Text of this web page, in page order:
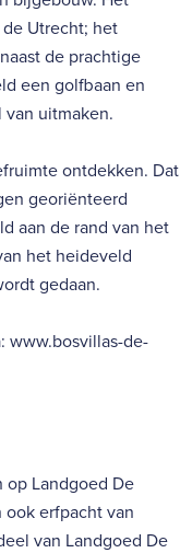
Utrecht; het
de prachtige
een golfbaan en
van uitmaken.
ontdekken. Dat
georiënteerd
aan de rand van het
het heideveld
gedaan.
www.bosvillas-de-
op Landgoed De
erfpacht van
van Landgoed De